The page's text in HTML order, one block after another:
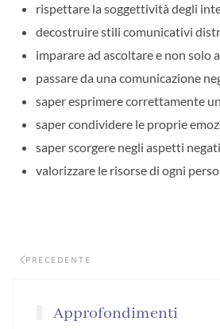
rispettare la soggettività degli
decostruire stili comunicativi
imparare ad ascoltare e non solo
passare da una comunicazione
saper esprimere correttamente
saper condividere le proprie
saper scorgere negli aspetti
valorizzare le risorse di ogni
PRECEDENTE
Approfondimenti